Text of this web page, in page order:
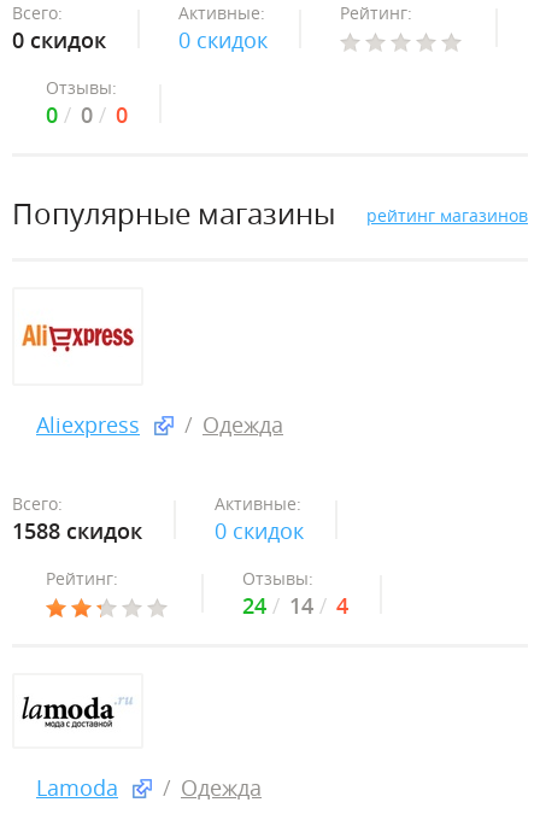
Всего:
0 скидок
Активные:
0 скидок
Рейтинг:
Отзывы:
0 0 0
Популярные магазины рейтинг магазинов
Aliexpress Одежда
Всего:
1588 скидок
Активные:
0 скидок
Рейтинг: Отзывы:
24 14 4
Lamoda Одежда